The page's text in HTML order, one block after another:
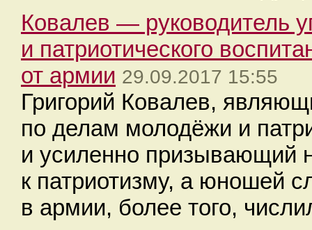
Ковалев — руководитель
и патриотического
от армии 29.09.2017 15:55
Григорий Ковалев,
по делам молодёжи и
и усиленно
к патриотизму, а юношей
в армии, более того,